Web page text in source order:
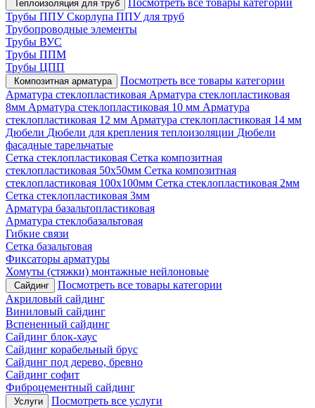
Теплоизоляция для труб
Посмотреть все товары категории
Трубы ППУСкорлупа ППУ для труб
Трубопроводные элементы
Трубы ВУС
Трубы ППМ
Трубы ЦПП
Композитная арматура
Посмотреть все товары категории
Арматура стеклопластиковая Арматура стеклопластиковая
8мм Арматура стеклопластиковая 10 мм Арматура
стеклопластиковая 12 мм Арматура стеклопластиковая 14 мм
Дюбели Дюбели для крепления теплоизоляции Дюбели
фасадные тарельчатые
Сетка стеклопластиковая Сетка композитная
стеклопластиковая 50х50мм Сетка композитная
стеклопластиковая 100х100мм Сетка стеклопластиковая 2мм
Сетка стеклопластиковая 3мм
Арматура базальтопластиковая
Арматура стеклобазальтовая
Гибкие связи
Сетка базальтовая
Фиксаторы арматуры
Хомуты (стяжки) монтажные нейлоновые
Сайдинг
Посмотреть все товары категории
Акриловый сайдинг
Виниловый сайдинг
Вспененный сайдинг
Сайдинг блок-хаус
Сайдинг корабельный брус
Сайдинг под дерево, бревно
Сайдинг софит
Фиброцементный сайдинг
Услуги
Посмотреть все услуги